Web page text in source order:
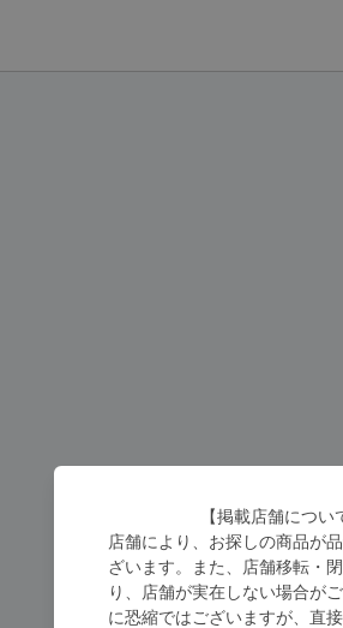
【掲載店舗につい
店舗により、お探しの商品が
ざいます。また、店舗移転・
り、店舗が実在しない場合が
に恐縮ではございますが、直